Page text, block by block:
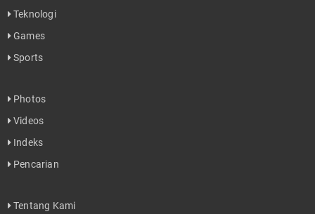
Teknologi
Games
Sports
Photos
Videos
Indeks
Pencarian
Tentang Kami